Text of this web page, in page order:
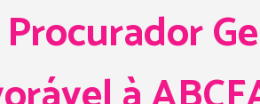
Procurador